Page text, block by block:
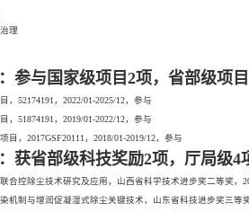
理
参与国家级项目2项，省部级项目
， 52174191 ， 2022/01-2025/12，参与
， 51874191 ， 2019/01-2022/12，参与
目， 2017GSF20111 ， 2018/01-2019/12，参与
获省部级科技奖励2项，厅局级4
合控除尘技术研究及应用，山西省科学技术进步奖二等奖，
机制与增润促凝湿式除尘关键技术，山东省科技进步奖三等